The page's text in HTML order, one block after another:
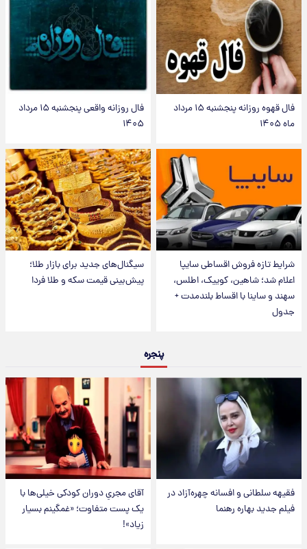
فال قهوه روزانه پنجشنبه ۱۵ مرداد
ماه ۱۴۰۵
فال روزانه واقعی پنجشنبه ۱۵ مرداد
۱۴۰۵
شرایط تازه فروش اقساطی سایپا
اعلام شد؛ شاهین، کوییک، اطلس،
سهند و ساینا با اقساط بلندمدت +
جدول
سیگنال‌های جدید برای بازار طلا؛
پیش‌بینی قیمت سکه و طلا فردا
پنجره
فقیهه سلطانی و افسانه چهره‌آزاد در
فیلم جدید بهاره رهنما
آقای مجریِ دوران کودکی خیلی‌ها با
یک پست متفاوت؛ «غمگینم بسیار
زیاد»!